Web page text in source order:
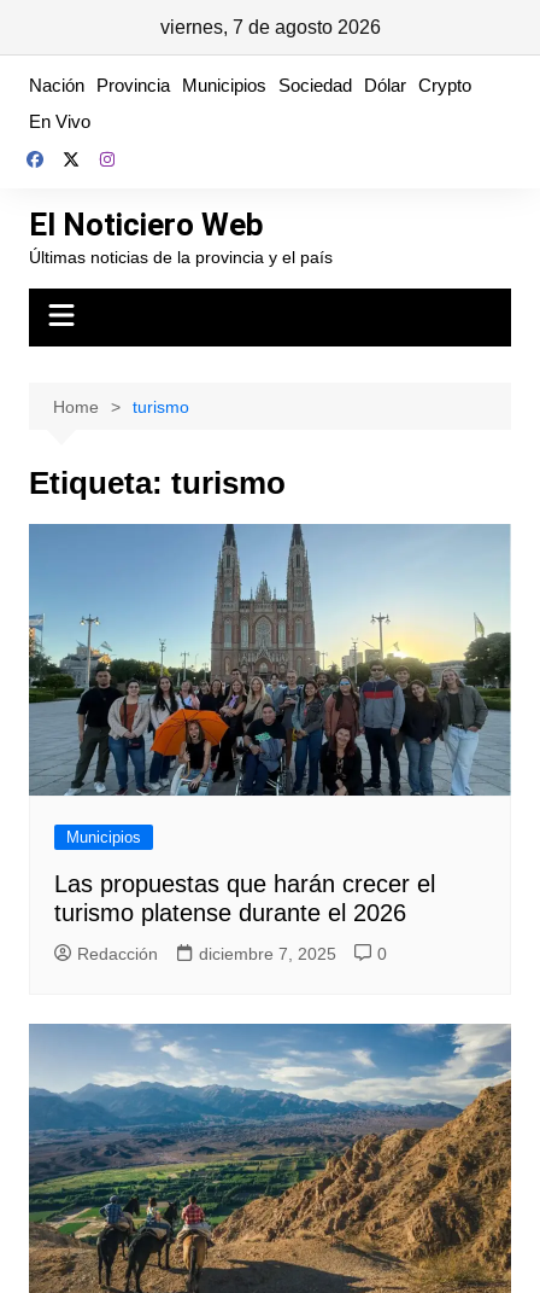
viernes, 7 de agosto 2026
content
Nación Provincia Municipios Sociedad Dólar Crypto
En Vivo
El Noticiero Web
Últimas noticias de la provincia y el país
Home turismo
Etiqueta: turismo
Municipios
Las propuestas que harán crecer el
turismo platense durante el 2026
Redacción diciembre 7, 2025 0